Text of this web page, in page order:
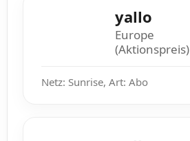
yallo
Europe
(Aktionspreis)
Netz: Sunrise, Art: Abo